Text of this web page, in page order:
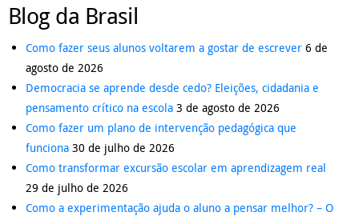
Blog da Brasil
Como fazer seus alunos voltarem a gostar de escrever 6 de
agosto de 2026
Democracia se aprende desde cedo? Eleições, cidadania e
pensamento crítico na escola 3 de agosto de 2026
Como fazer um plano de intervenção pedagógica que
funciona 30 de julho de 2026
Como transformar excursão escolar em aprendizagem real
29 de julho de 2026
Como a experimentação ajuda o aluno a pensar melhor? – O